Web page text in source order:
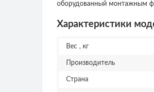
оборудованный монтажным
Характеристики
Вес , кг
Производитель
Страна